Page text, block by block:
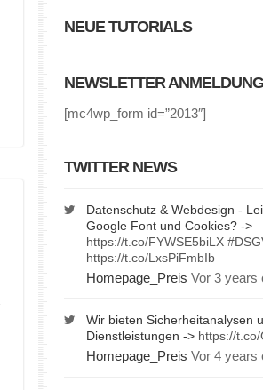
NEUE TUTORIALS
NEWSLETTER ANMELDUNG
[mc4wp_form id=”2013″]
TWITTER NEWS
Datenschutz & Webdesign -
Google Font und Cookies? ->
https://t.co/FYWSE5biLX
https://t.co/LxsPiFmbIb
Homepage_Preis Vor 3 years
Wir bieten Sicherheitanalysen
Dienstleistungen -> https://
Homepage_Preis Vor 4 years